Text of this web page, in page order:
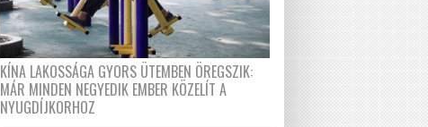
KÍNA LAKOSSÁGA GYORS ÜTEMBEN ÖREGSZIK:
MÁR MINDEN NEGYEDIK EMBER KÖZELÍT A
NYUGDÍJKORHOZ